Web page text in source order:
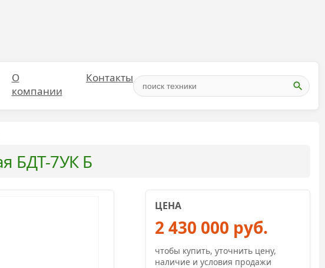
О
компании
Контакты
БДТ-7УК Б
ЦЕНА
2 430 000 руб.
чтобы купить, уточнить цену,
наличие и условия продажи